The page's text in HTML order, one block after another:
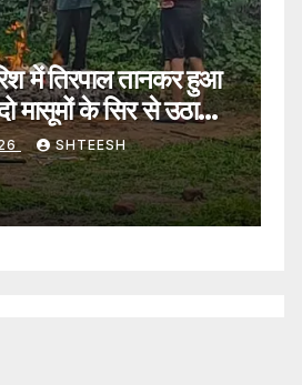
में तिरपाल तानकर हुआ
मासूमों के सिर से उठा
– Funeral Held
Rain; Two
Lose Their
SHTEESH